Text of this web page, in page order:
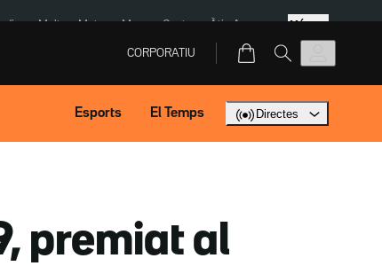
Multa a Meta Menors Ceuta Àtic Ayuso Més
CORPORATIU
Esports El Temps Directes
premiat al